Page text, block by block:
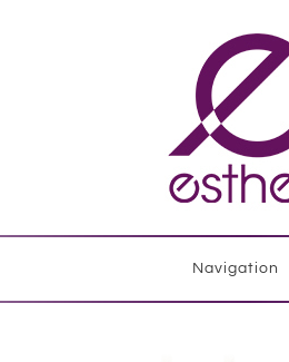
Navigation